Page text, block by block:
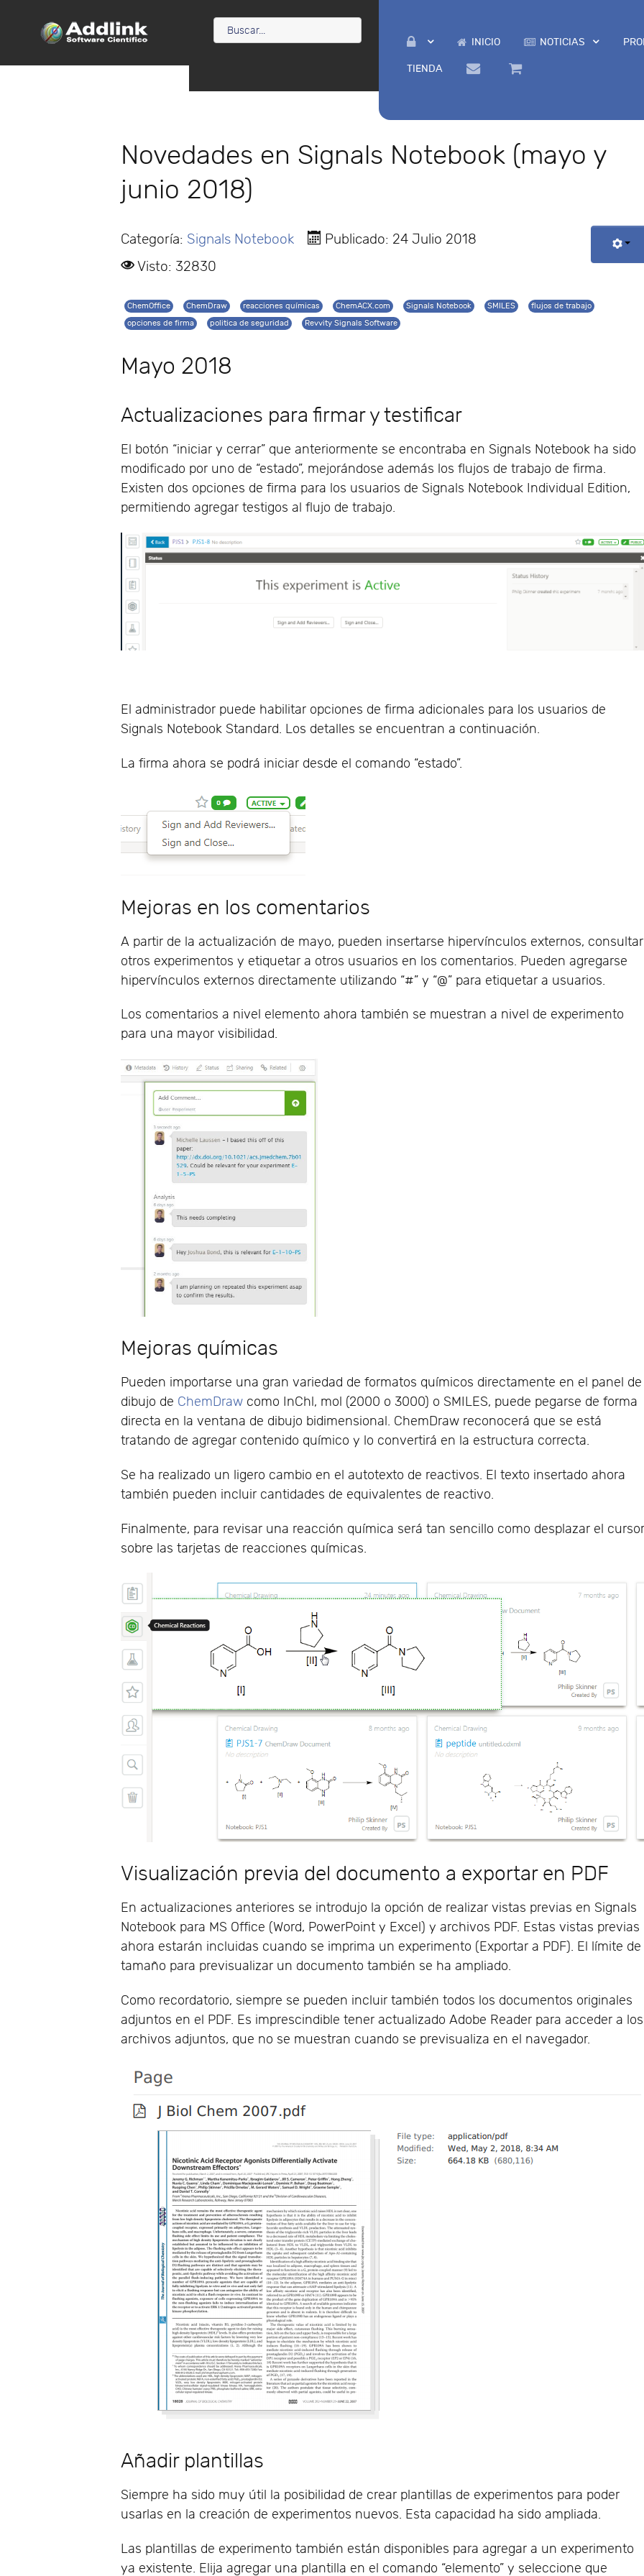
INICIO NOTICIAS
TIENDA
Novedades en Signals Notebook (mayo y
junio 2018)
Categoría: Signals Notebook
Publicado: 24 Julio 2018
Visto: 32830
ChemOffice ChemDraw reacciones químicas ChemACX.com Signals Notebook SMILES
flujos de trabajo
opciones de firma
politica de seguridad Revvity Signals Software
Mayo 2018
Actualizaciones para firmar y testificar
El botón “iniciar y cerrar” que anteriormente se encontraba en Signals Notebook ha sido
modificado por uno de “estado”, mejorándose además los flujos de trabajo de firma.
Existen dos opciones de firma para los usuarios de Signals Notebook Individual Edition,
permitiendo agregar testigos al flujo de trabajo.
El administrador puede habilitar opciones de firma adicionales para los usuarios de
Signals Notebook Standard. Los detalles se encuentran a continuación.
La firma ahora se podrá iniciar desde el comando “estado”.
Mejoras en los comentarios
A partir de la actualización de mayo, pueden insertarse hipervínculos externos, consultar
otros experimentos y etiquetar a otros usuarios en los comentarios. Pueden agregarse
hipervínculos externos directamente utilizando “#” y “@” para etiquetar a usuarios.
Los comentarios a nivel elemento ahora también se muestran a nivel de experimento
para una mayor visibilidad.
Mejoras químicas
Pueden importarse una gran variedad de formatos químicos directamente en el panel de
dibujo de ChemDraw como InChl, mol (2000 o 3000) o SMILES, puede pegarse de forma
directa en la ventana de dibujo bidimensional. ChemDraw reconocerá que se está
tratando de agregar contenido químico y lo convertirá en la estructura correcta.
Se ha realizado un ligero cambio en el autotexto de reactivos. El texto insertado ahora
también pueden incluir cantidades de equivalentes de reactivo.
Finalmente, para revisar una reacción química será tan sencillo como desplazar el
sobre las tarjetas de reacciones químicas.
Visualización previa del documento a exportar en PDF
En actualizaciones anteriores se introdujo la opción de realizar vistas previas en Signals
Notebook para MS Office (Word, PowerPoint y Excel) y archivos PDF. Estas vistas previas
ahora estarán incluidas cuando se imprima un experimento (Exportar a PDF). El límite de
tamaño para previsualizar un documento también se ha ampliado.
Como recordatorio, siempre se pueden incluir también todos los documentos originales
adjuntos en el PDF. Es imprescindible tener actualizado Adobe Reader para acceder a los
archivos adjuntos, que no se muestran cuando se previsualiza en el navegador.
Añadir plantillas
Siempre ha sido muy útil la posibilidad de crear plantillas de experimentos para poder
usarlas en la creación de experimentos nuevos. Esta capacidad ha sido ampliada.
Las plantillas de experimento también están disponibles para agregar a un experimento
ya existente. Elija agregar una plantilla en el comando “elemento” y seleccione que